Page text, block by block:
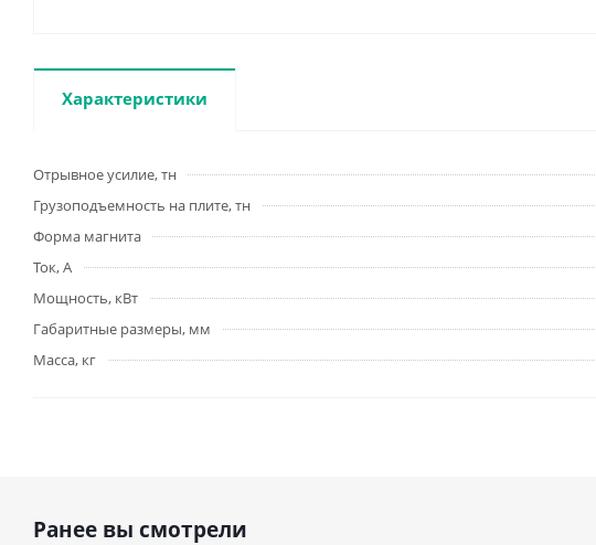
Характеристики
Отрывное усилие, тн
Грузоподъемность на плите, тн
Форма магнита
Ток, А
Мощность, кВт
Габаритные размеры, мм
Масса, кг
Ранее вы смотрели